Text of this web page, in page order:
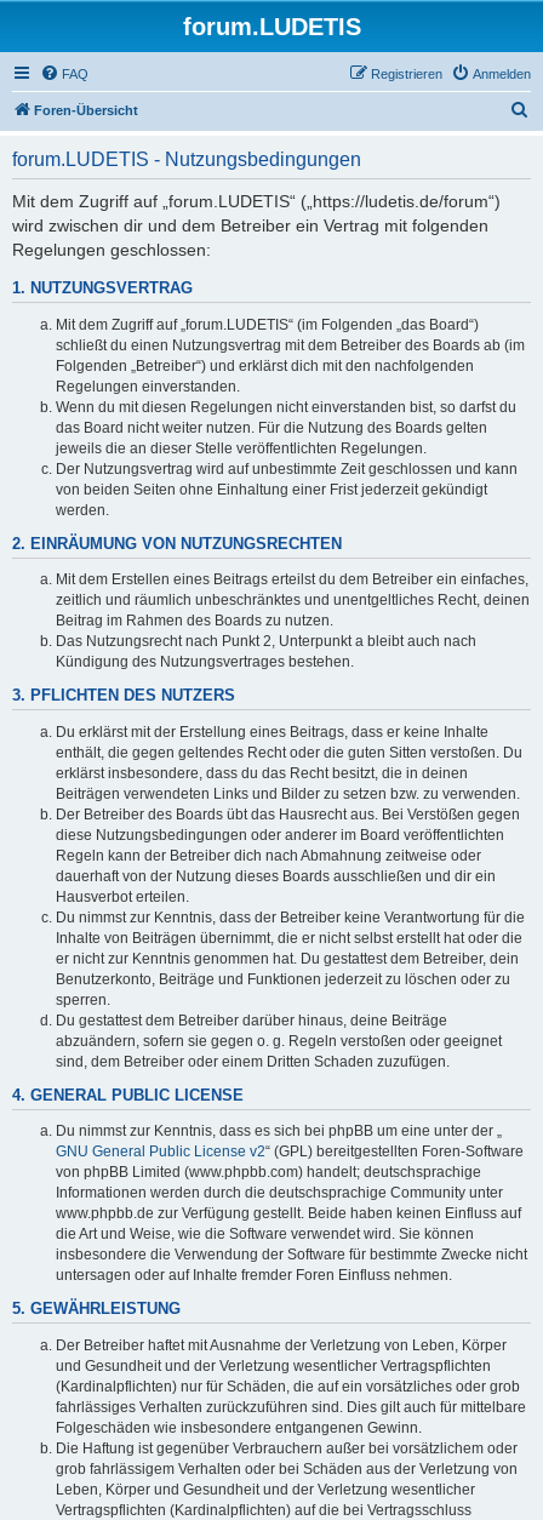
forum.LUDETIS
FAQ Anmelden
Registrieren
Foren-Übersicht
forum.LUDETIS - Nutzungsbedingungen
Mit dem Zugriff auf „forum.LUDETIS“ („https://ludetis.de/forum“)
wird zwischen dir und dem Betreiber ein Vertrag mit folgenden
Regelungen geschlossen:
1. NUTZUNGSVERTRAG
Mit dem Zugriff auf „forum.LUDETIS“ (im Folgenden „das Board“)
schließt du einen Nutzungsvertrag mit dem Betreiber des Boards ab (im
Folgenden „Betreiber“) und erklärst dich mit den nachfolgenden
Regelungen einverstanden.
Wenn du mit diesen Regelungen nicht einverstanden bist, so darfst du
das Board nicht weiter nutzen. Für die Nutzung des Boards gelten
jeweils die an dieser Stelle veröffentlichten Regelungen.
Der Nutzungsvertrag wird auf unbestimmte Zeit geschlossen und kann
von beiden Seiten ohne Einhaltung einer Frist jederzeit gekündigt
werden.
2. EINRÄUMUNG VON NUTZUNGSRECHTEN
Mit dem Erstellen eines Beitrags erteilst du dem Betreiber ein einfaches,
zeitlich und räumlich unbeschränktes und unentgeltliches Recht, deinen
Beitrag im Rahmen des Boards zu nutzen.
Das Nutzungsrecht nach Punkt 2, Unterpunkt a bleibt auch nach
Kündigung des Nutzungsvertrages bestehen.
3. PFLICHTEN DES NUTZERS
Du erklärst mit der Erstellung eines Beitrags, dass er keine Inhalte
enthält, die gegen geltendes Recht oder die guten Sitten verstoßen. Du
erklärst insbesondere, dass du das Recht besitzt, die in deinen
Beiträgen verwendeten Links und Bilder zu setzen bzw. zu verwenden.
Der Betreiber des Boards übt das Hausrecht aus. Bei Verstößen gegen
diese Nutzungsbedingungen oder anderer im Board veröffentlichten
Regeln kann der Betreiber dich nach Abmahnung zeitweise oder
dauerhaft von der Nutzung dieses Boards ausschließen und dir ein
Hausverbot erteilen.
Du nimmst zur Kenntnis, dass der Betreiber keine Verantwortung für die
Inhalte von Beiträgen übernimmt, die er nicht selbst erstellt hat oder die
er nicht zur Kenntnis genommen hat. Du gestattest dem Betreiber, dein
Benutzerkonto, Beiträge und Funktionen jederzeit zu löschen oder zu
sperren.
Du gestattest dem Betreiber darüber hinaus, deine Beiträge
abzuändern, sofern sie gegen o. g. Regeln verstoßen oder geeignet
sind, dem Betreiber oder einem Dritten Schaden zuzufügen.
4. GENERAL PUBLIC LICENSE
Du nimmst zur Kenntnis, dass es sich bei phpBB um eine unter der „
GNU General Public License v2“ (GPL) bereitgestellten Foren-Software
von phpBB Limited (www.phpbb.com) handelt; deutschsprachige
Informationen werden durch die deutschsprachige Community unter
www.phpbb.de zur Verfügung gestellt. Beide haben keinen Einfluss auf
die Art und Weise, wie die Software verwendet wird. Sie können
insbesondere die Verwendung der Software für bestimmte Zwecke nicht
untersagen oder auf Inhalte fremder Foren Einfluss nehmen.
5. GEWÄHRLEISTUNG
Der Betreiber haftet mit Ausnahme der Verletzung von Leben, Körper
und Gesundheit und der Verletzung wesentlicher Vertragspflichten
(Kardinalpflichten) nur für Schäden, die auf ein vorsätzliches oder grob
fahrlässiges Verhalten zurückzuführen sind. Dies gilt auch für mittelbare
Folgeschäden wie insbesondere entgangenen Gewinn.
Die Haftung ist gegenüber Verbrauchern außer bei vorsätzlichem oder
grob fahrlässigem Verhalten oder bei Schäden aus der Verletzung von
Leben, Körper und Gesundheit und der Verletzung wesentlicher
Vertragspflichten (Kardinalpflichten) auf die bei Vertragsschluss